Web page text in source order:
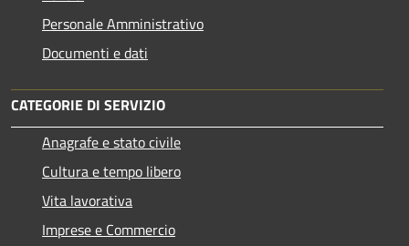
Personale Amministrativo
Documenti e dati
CATEGORIE DI SERVIZIO
Anagrafe e stato civile
Cultura e tempo libero
Vita lavorativa
Imprese e Commercio